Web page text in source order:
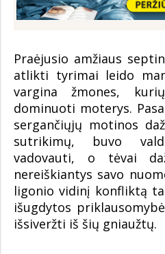
Praėjusio amžiaus
atlikti tyrimai leido
vargina žmones,
dominuoti moterys.
sergančiųjų motinos
sutrikimų, buvo
vadovauti, o tėvai
nereiškiantys savo
ligonio vidinį konfliktą
išugdytos
išsiveržti iš šių gniaužtų.